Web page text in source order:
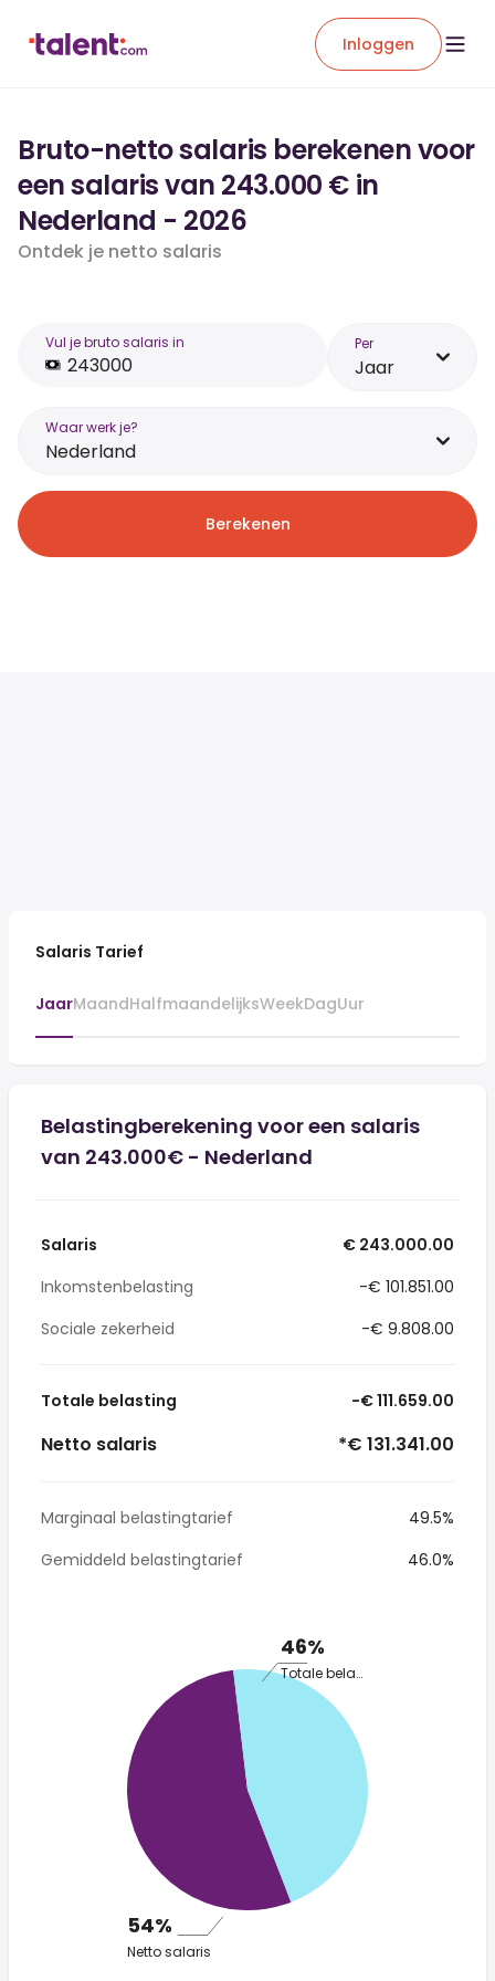
Inloggen
Bruto-netto salaris berekenen voor
een salaris van 243.000 € in
Nederland - 2026
Ontdek je netto salaris
Vul je bruto salaris in Per
Jaar
Waar werk je?
Nederland
Berekenen
Salaris Tarief
JaarMaandHalfmaandelijksWeekDagUur
Belastingberekening voor een salaris
van 243.000€ - Nederland
Salaris
€ 243.000.00
Inkomstenbelasting
-€ 101.851.00
Sociale zekerheid
-€ 9.808.00
Totale belasting -€ 111.659.00
Netto salaris *€ 131.341.00
Marginaal belastingtarief
49.5%
Gemiddeld belastingtarief
46.0%
46%
Totale belasting
54%
Netto salaris